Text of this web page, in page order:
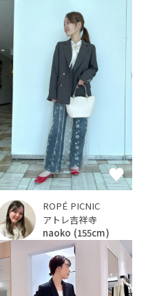
ROPÉ PICNIC
アトレ吉祥寺
naoko (155cm)